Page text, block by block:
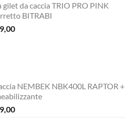
attuale
è:
€249,00.
gilet da caccia TRIO PRO PINK
BITRABI
Il
NEMBEK NBK400L RAPTOR +
Il